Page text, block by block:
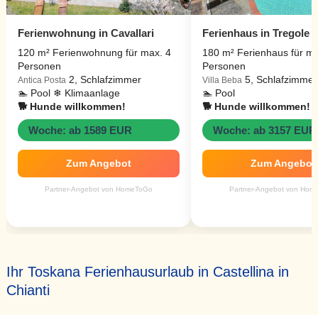
Ferienwohnung in Cavallari
120 m² Ferienwohnung für max. 4
Personen
Antica Posta2, Schlafzimmer
🏊 Pool ❄ Klimaanlage
🐕 Hunde willkommen!
Woche: ab 1589 EUR
Zum Angebot
Partner-Angebot von HomeToGo
Ferienhaus in Tregole
180 m² Ferienhaus für
Personen
Villa Beba5, Schlafzimmer
🏊 Pool
🐕 Hunde willkommen!
Woche: ab 3157 EUR
Zum Angebot
Partner-Angebot von
Ihr Toskana Ferienhausurlaub in Castellina in
Chianti